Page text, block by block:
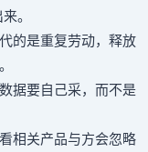
。
的是重复劳动，释放
据要自己采，而不是
相关产品与方会忽略